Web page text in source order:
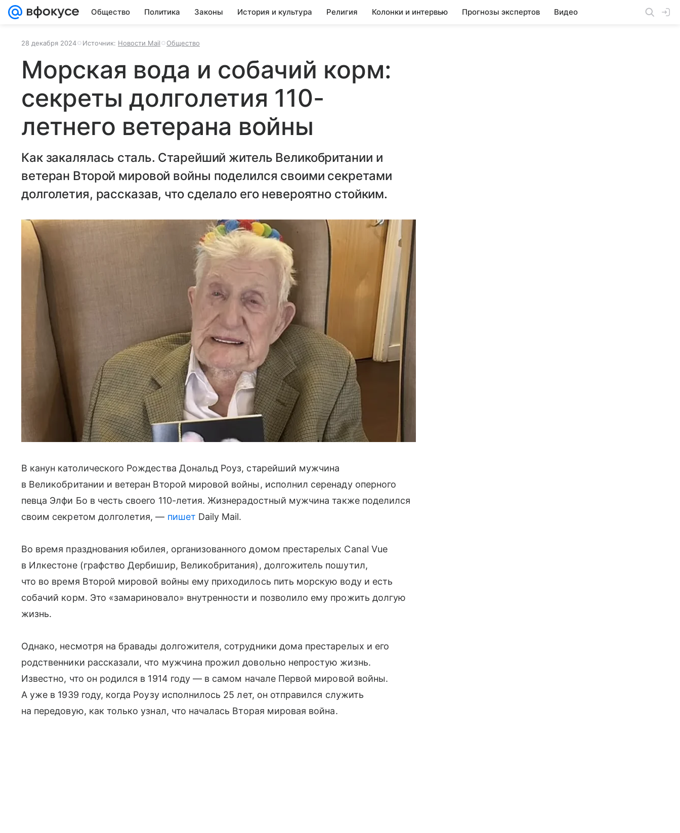
Общество Политика Законы История и культура Религия Колонки и интервью Прогнозы экспертов Видео
28 декабря 2024 Источник: Новости Mail Общество
Морская вода и собачий корм:
секреты долголетия 110-
летнего ветерана войны
Как закалялась сталь. Старейший житель Великобритании и
ветеран Второй мировой войны поделился своими секретами
долголетия, рассказав, что сделало его невероятно стойким.
В канун католического Рождества Дональд Роуз, старейший мужчина
в Великобритании и ветеран Второй мировой войны, исполнил серенаду оперного
певца Элфи Бо в честь своего 110-летия. Жизнерадостный мужчина также поделился
своим секретом долголетия, — пишет Daily Mail.
Во время празднования юбилея, организованного домом престарелых Canal Vue
в Илкестоне (графство Дербишир, Великобритания), долгожитель пошутил,
что во время Второй мировой войны ему приходилось пить морскую воду и есть
собачий корм. Это «замариновало» внутренности и позволило ему прожить долгую
жизнь.
Однако, несмотря на бравады долгожителя, сотрудники дома престарелых и его
родственники рассказали, что мужчина прожил довольно непростую жизнь.
Известно, что он родился в 1914 году — в самом начале Первой мировой войны.
А уже в 1939 году, когда Роузу исполнилось 25 лет, он отправился служить
на передовую, как только узнал, что началась Вторая мировая война.